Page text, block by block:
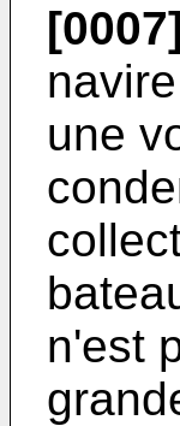
[0007]
une
n'est